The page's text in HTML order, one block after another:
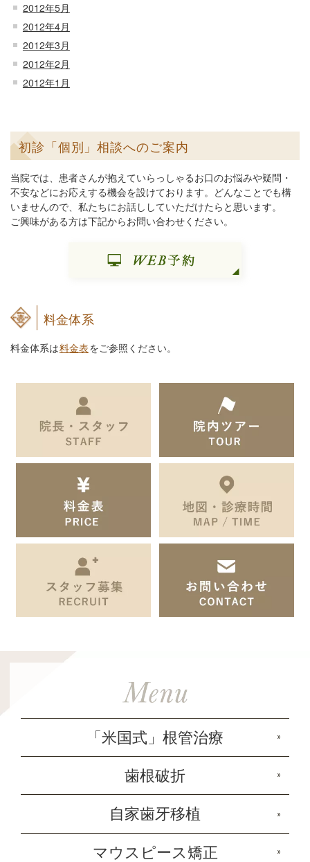
2012年5月
2012年4月
2012年3月
2012年2月
2012年1月
初診「個別」相談へのご案内
当院では、患者さんが抱えていらっしゃるお口のお悩みや疑問・
不安などにお応えする機会を設けております。どんなことでも構
いませんので、私たちにお話ししていただけたらと思います。
ご興味がある方は下記からお問い合わせください。
料金体系
料金体系は料金表をご参照ください。
「米国式」根管治療
歯根破折
自家歯牙移植
マウスピース矯正